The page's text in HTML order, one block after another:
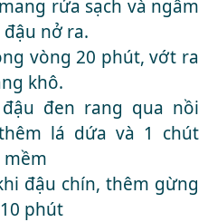
rửa sạch và ngâm
nở ra.
vòng 20 phút, vớt ra
khô.
đen rang qua nồi
lá dứa và 1 chút
đậu chín, thêm gừng
phút